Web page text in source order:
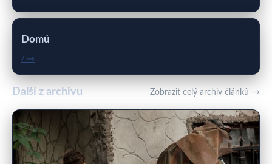
Domů
/ →
Další z archivu Zobrazit celý archiv článků →